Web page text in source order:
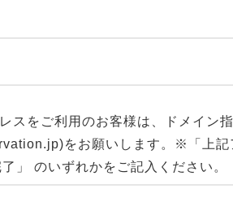
スをご利用のお客様は、ドメイン
をお願いします。※「上記
」 のいずれかをご記入ください。